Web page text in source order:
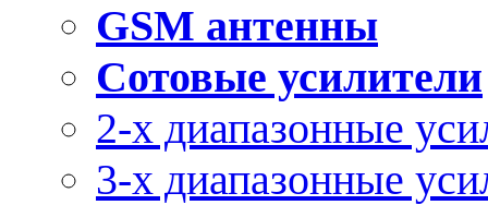
GSM антенны
Сотовые усилители
2-х диапазонные
3-х диапазонные